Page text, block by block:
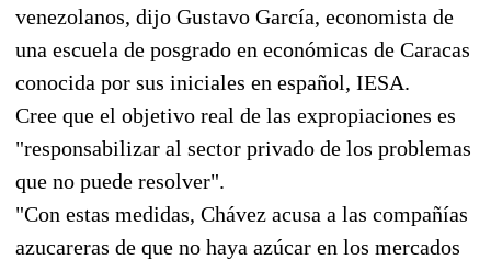
venezolanos, dijo Gustavo García, economista de
una escuela de posgrado en económicas de Caracas
conocida por sus iniciales en español, IESA.
Cree que el objetivo real de las expropiaciones es
"responsabilizar al sector privado de los problemas
que no puede resolver".
"Con estas medidas, Chávez acusa a las compañías
azucareras de que no haya azúcar en los mercados